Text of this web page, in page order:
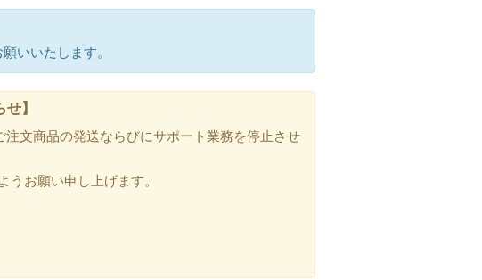
いいたします。
】
文商品の発送ならびにサポート業務を停止させ
お願い申し上げます。